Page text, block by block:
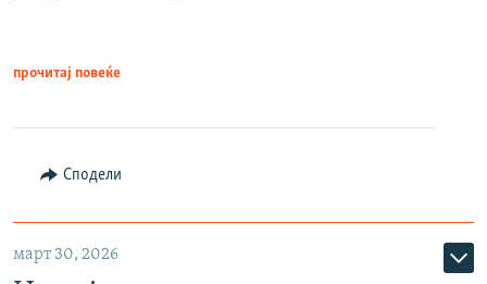
прочитај повеќе
Сподели
март 30, 2026